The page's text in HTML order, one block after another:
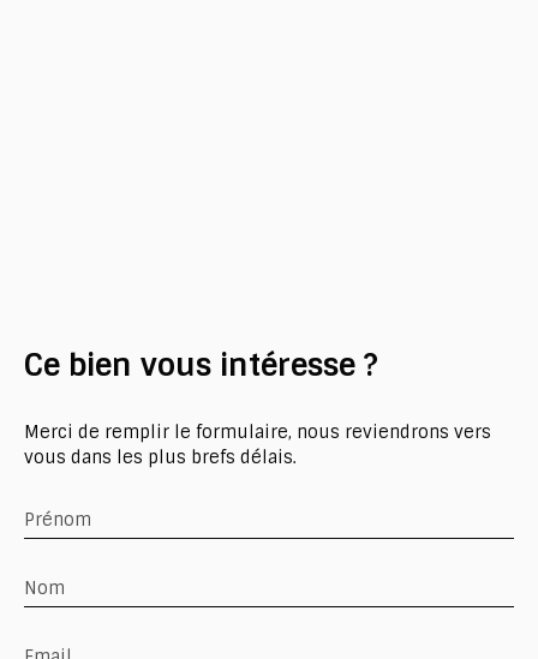
Ce bien vous intéresse ?
Merci de remplir le formulaire, nous reviendrons vers
vous dans les plus brefs délais.
Prénom
Nom